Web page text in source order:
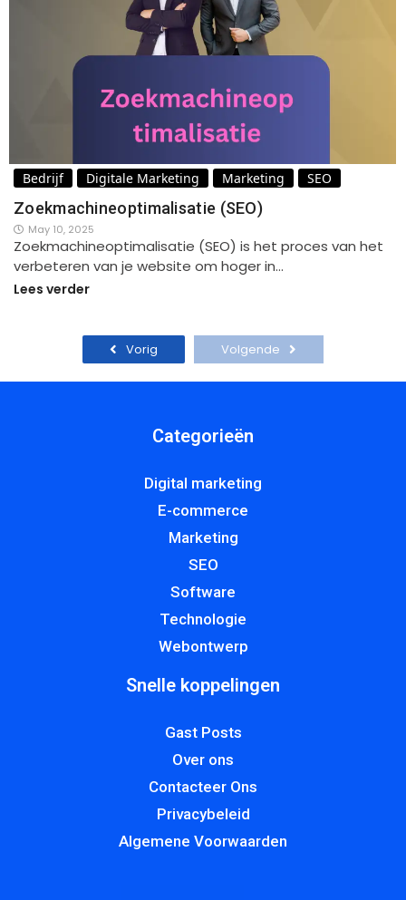
Bedrijf Digitale Marketing Marketing SEO
Zoekmachineoptimalisatie (SEO)
May 10, 2025
Zoekmachineoptimalisatie (SEO) is het proces van het
verbeteren van je website om hoger in…
Lees verder
Vorig Volgende
Categorieën
Digital marketing
E-commerce
Marketing
SEO
Software
Technologie
Webontwerp
Snelle koppelingen
Gast Posts
Over ons
Contacteer Ons
Privacybeleid
Algemene Voorwaarden